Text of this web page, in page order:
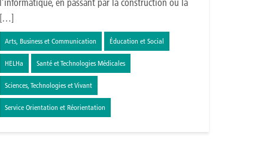
l’informatique, en passant par la construction ou la
[…]
Arts, Business et Communication Éducation et Social
HELHa Santé et Technologies Médicales
Sciences, Technologies et Vivant
Service Orientation et Réorientation